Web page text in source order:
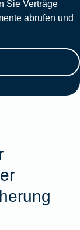
Sie Verträge
abrufen und